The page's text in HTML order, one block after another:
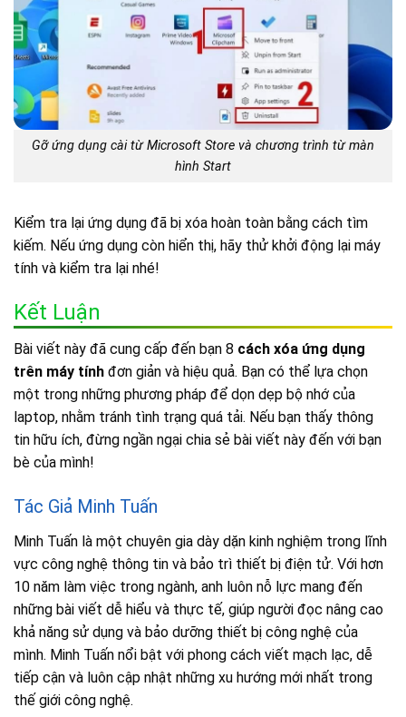
Gỡ ứng dụng cài từ Microsoft Store và chương trình từ màn
hình Start
Kiểm tra lại ứng dụng đã bị xóa hoàn toàn bằng cách tìm
kiếm. Nếu ứng dụng còn hiển thị, hãy thử khởi động lại máy
tính và kiểm tra lại nhé!
Kết Luận
Bài viết này đã cung cấp đến bạn 8 cách xóa ứng dụng
trên máy tính đơn giản và hiệu quả. Bạn có thể lựa chọn
một trong những phương pháp để dọn dẹp bộ nhớ của
laptop, nhằm tránh tình trạng quá tải. Nếu bạn thấy thông
tin hữu ích, đừng ngần ngại chia sẻ bài viết này đến với bạn
bè của mình!
Tác Giả Minh Tuấn
Minh Tuấn là một chuyên gia dày dặn kinh nghiệm trong lĩnh
vực công nghệ thông tin và bảo trì thiết bị điện tử. Với hơn
10 năm làm việc trong ngành, anh luôn nỗ lực mang đến
những bài viết dễ hiểu và thực tế, giúp người đọc nâng cao
khả năng sử dụng và bảo dưỡng thiết bị công nghệ của
mình. Minh Tuấn nổi bật với phong cách viết mạch lạc, dễ
tiếp cận và luôn cập nhật những xu hướng mới nhất trong
thế giới công nghệ.